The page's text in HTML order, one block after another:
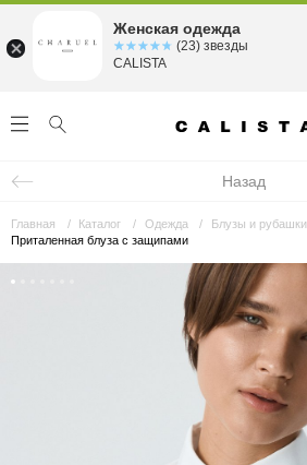
Назад
Главная Каталог Одежда Блузы и рубашки
Приталенная блуза с защипами
Женская одежда
☆☆☆☆☆
★★★★★ (23) звезды
CALISTA